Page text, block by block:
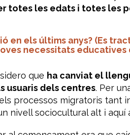
totes les edats i totes les
en els últims anys? (Es
necessitats educatives
que ha canviat el
usuaris dels centres. Per
processos migratoris tant
nivell sociocultural alt i aquí